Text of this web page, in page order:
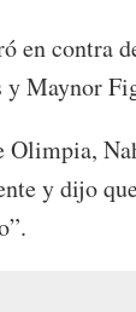
en contra
Maynor
Olimpia,
y dijo